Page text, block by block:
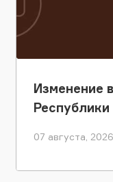
Изменение
07 августа, 2026